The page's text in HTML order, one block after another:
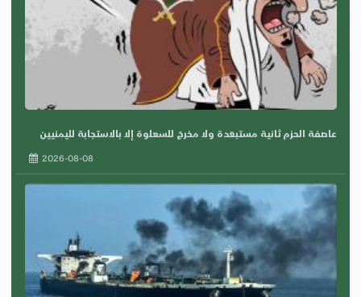
عاصفة الحزم ثانية مستبعَدة ولا مخرجَ للسعلوة إلا بالاستجابة لليمنيين
2026-08-08